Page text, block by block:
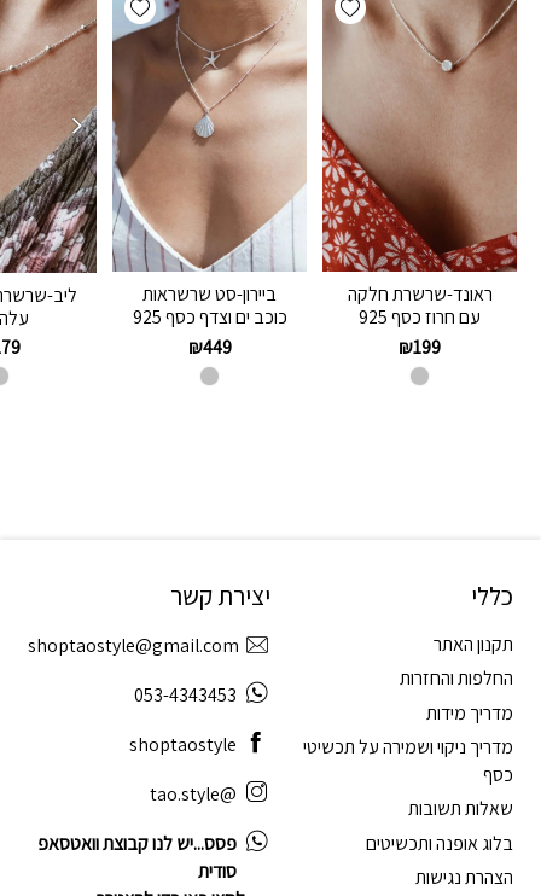
ראונד-שרשרת חלקה
עם חרוז כסף 925
₪199
ביירון-סט שרשראות
כוכב ים וצדף כסף 925
₪449
ליב-
כללי
תקנון האתר
החלפות והחזרות
מדריך מידות
מדריך ניקוי ושמירה על תכשיטי
כסף
שאלות תשובות
בלוג אופנה ותכשיטים
הצהרת נגישות
יצירת קשר
shoptaostyle@gmail.com
053-4343453
shoptaostyle
@tao.style
פסס...יש לנו קבוצת וואטסאפ
סודית